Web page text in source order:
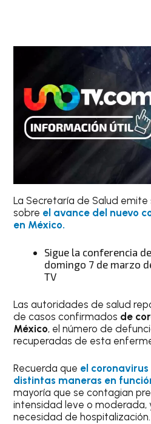
La Secretaría de Salud
sobre el avance del nuevo
en México.
Sigue la conferencia
domingo 7 de marzo
TV
Las autoridades de salud
de casos confirmados de
México, el número de
recuperadas de esta
Recuerda que el
distintas maneras en
mayoría que se contagian
intensidad leve o moderada,
necesidad de hospitalización.